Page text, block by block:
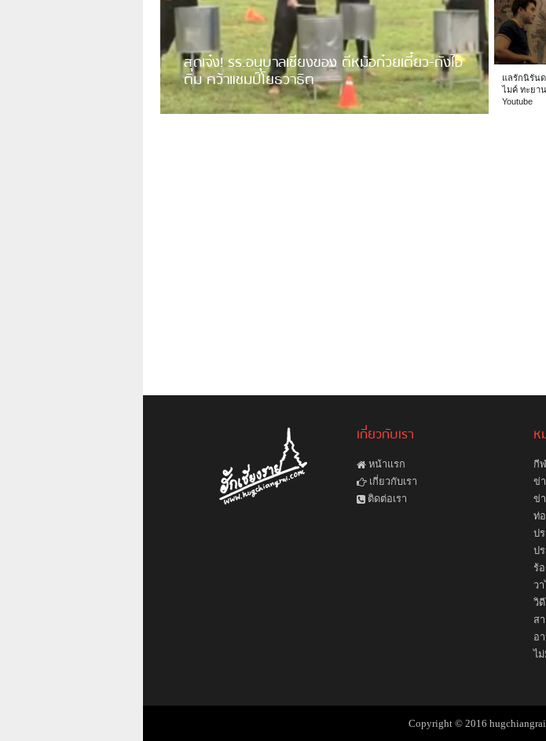
สุดเจ๋ง! รร.อนุบาลเชียงของ ตีหม้อก๋วยเตี๋ยว-ถังไอ
ติม คว้าแชมป์โยธวาธิต
แลรักนิรัน
ไมค์ ทะยา
Youtube
เกี่ยวกับเรา
หน้าแรก
เกี่ยวกับเรา
ติดต่อเรา
ห
กี
ข่
ข่
ท่
ป
ป
ร้
ว
วิ
ส
อ
ไ
Copyright © 2016